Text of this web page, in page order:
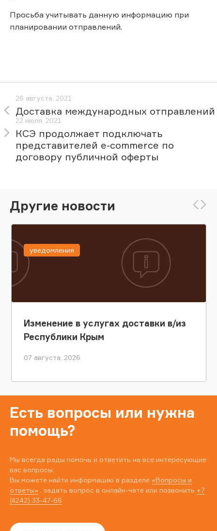
Просьба учитывать данную информацию при
планировании отправлений.
26 августа, 2021
Доставка международных отправлений
22 июля, 2021
КСЭ продолжает подключать
представителей e-commerce по
договору публичной оферты
Другие новости
Изменение в услугах доставки в/из
Республики Крым
07 августа, 2026
уведомления
Есть вопросы или нужна
помощь?
Мы всегда рады помочь и ответить на все интересующие
вас вопросы.
Вы можете найти информацию в разделе «Вопросы и
ответы» , задать вопрос в онлайн-чате или позвонить +7
(4242) 33-47-66